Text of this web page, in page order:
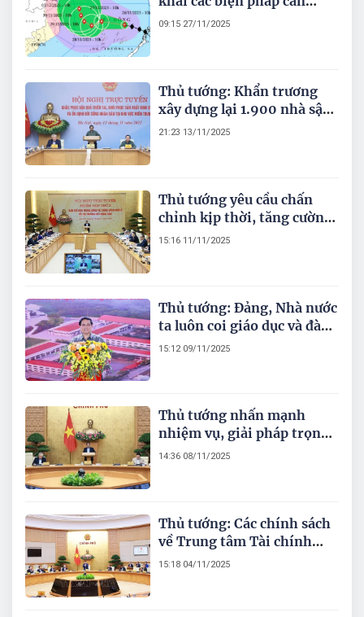
thiết cao nhất để phòng,
09:15 27/11/2025
Thủ tướng: Khẩn trương
xây dựng lại 1.900 nhà sập
đổ, 67.000 nhà tốc mái cho
21:23 13/11/2025
Thủ tướng yêu cầu chấn
chỉnh kịp thời, tăng cường
kỷ cương, minh bạch trong
15:16 11/11/2025
Thủ tướng: Đảng, Nhà nước
ta luôn coi giáo dục và đào
tạo là quốc sách hàng đầu,
15:12 09/11/2025
Thủ tướng nhấn mạnh
nhiệm vụ, giải pháp trọng
tâm từ nay đến cuối năm
14:36 08/11/2025
Thủ tướng: Các chính sách
về Trung tâm Tài chính
quốc tế tại Việt Nam phải
15:18 04/11/2025